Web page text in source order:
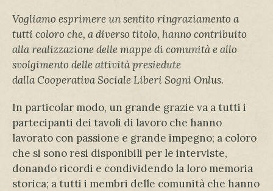
Vogliamo esprimere un sentito ringraziamento a
tutti coloro che, a diverso titolo, hanno contribuito
alla realizzazione delle mappe di comunità e allo
svolgimento delle attività presiedute
dallaCooperativa Sociale Liberi Sogni Onlus.
In particolar modo, un grande grazie va a tutti i
partecipanti dei tavoli di lavoro che hanno
lavorato con passione e grande impegno; a coloro
che si sono resi disponibili per le interviste,
donando ricordi e condividendo la loro memoria
storica; a tutti i membri delle comunità che hanno